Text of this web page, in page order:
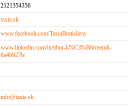
2121354356
taxia.sk
www.facebook.com/TaxiaBratislava
www.linkedin.com/in/tibor-k%C3%B6rmendi-
6a4b927b/
info@taxia.sk